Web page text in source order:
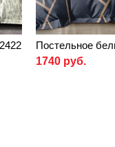
Постельное
1740 руб.